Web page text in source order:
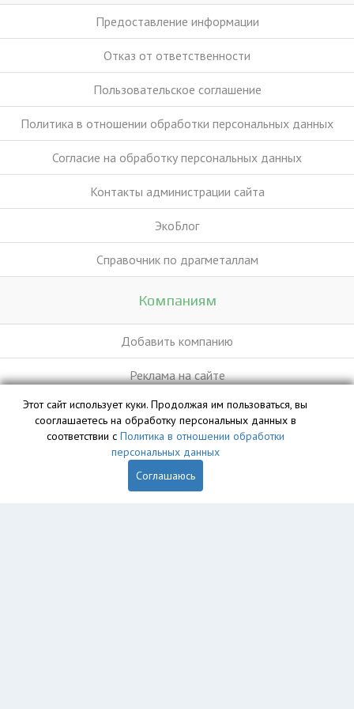
Предоставление информации
Отказ от ответственности
Пользовательское соглашение
Политика в отношении обработки персональных данных
Согласие на обработку персональных данных
Контакты администрации сайта
ЭкоБлог
Справочник по драгметаллам
Компаниям
Добавить компанию
Реклама на сайте
База данных сайта vyvoz.org является интеллектуальной
собственностью ООО «Профит» и охраняется законом.
Этот сайт использует куки. Продолжая им пользоваться, вы
сооглашаетесь на обработку персональных данных в
соответствии с Политика в отношении обработки
персональных данных
Соглашаюсь